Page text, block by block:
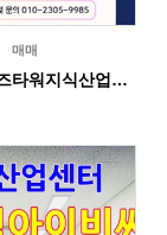
매매
첨단리채비즈타워지식산업센터 _전용 18평 _매매